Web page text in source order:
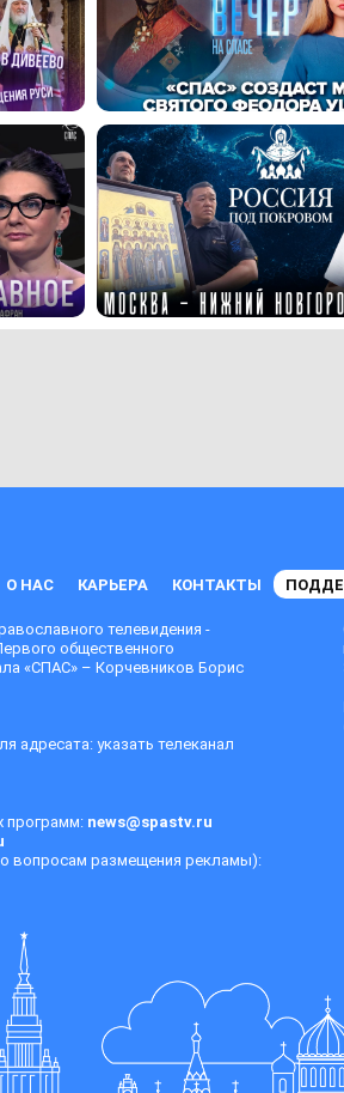
О НАС КАРЬЕРА КОНТАКТЫ
телевидения -
общественного
«СПАС» – Корчевников Борис
адресата: указать телеканал
программ: news@spastv.ru
вопросам размещения рекламы):